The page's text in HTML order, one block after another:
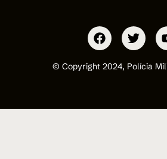
© Copyright 2024, Polícia